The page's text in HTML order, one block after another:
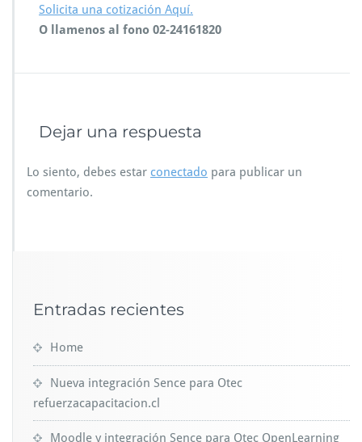
Solicita una cotización Aquí.
O llamenos al fono 02-24161820
Dejar una respuesta
Lo siento, debes estar conectado para publicar un
comentario.
Entradas recientes
Home
Nueva integración Sence para Otec
refuerzacapacitacion.cl
Moodle y integración Sence para Otec OpenLearning